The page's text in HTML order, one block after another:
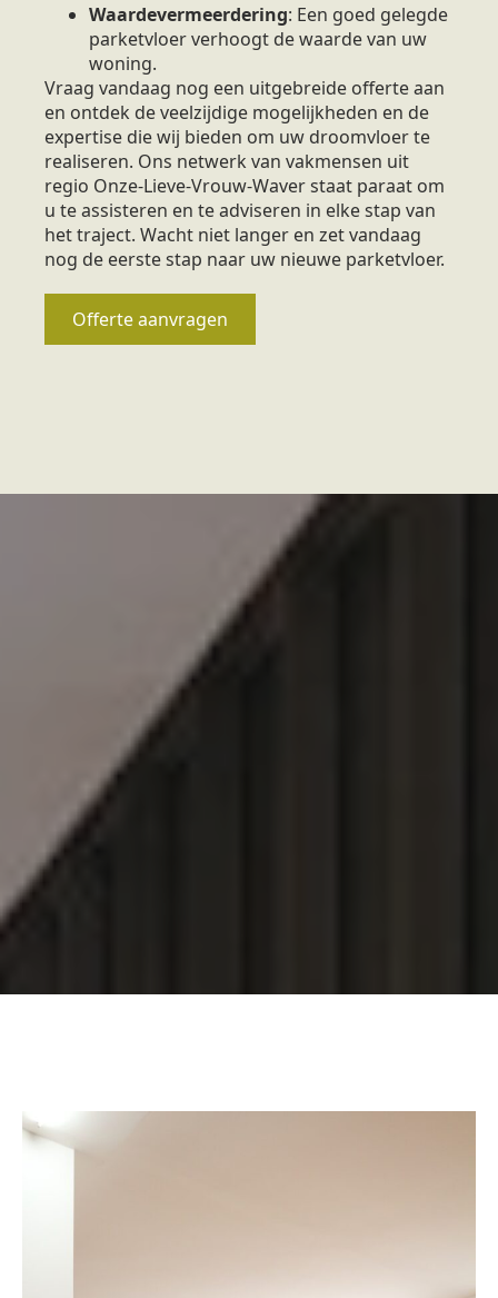
Waardevermeerdering: Een goed gelegde
parketvloer verhoogt de waarde van uw
woning.
Vraag vandaag nog een uitgebreide offerte aan
en ontdek de veelzijdige mogelijkheden en de
expertise die wij bieden om uw droomvloer te
realiseren. Ons netwerk van vakmensen uit
regio Onze-Lieve-Vrouw-Waver staat paraat om
u te assisteren en te adviseren in elke stap van
het traject. Wacht niet langer en zet vandaag
nog de eerste stap naar uw nieuwe parketvloer.
Offerte aanvragen